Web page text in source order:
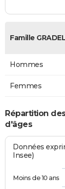
Famille
Hommes
Femmes
Répartition
d'âges
Données
Insee)
Moins de 10 ans